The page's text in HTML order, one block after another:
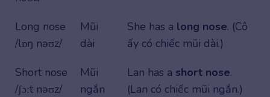
Long nose
/lɒŋ nəʊz/
Mũi
dài
She has a long nose. (Cô
ấy có chiếc mũi dài.)
Short nose
/ʃɔːt nəʊz/
Mũi
ngắn
Lan has a short nose.
(Lan có chiếc mũi ngắn.)